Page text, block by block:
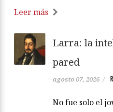
Leer más
Larra: la
pared
agosto 07, 2026 /
No fue solo el